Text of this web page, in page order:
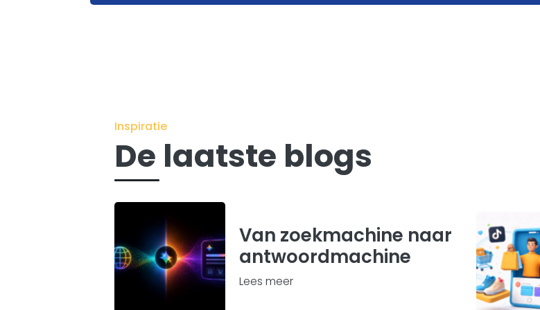
Inspiratie
De laatste blogs
Van zoekmachine naar
antwoordmachine
Lees meer